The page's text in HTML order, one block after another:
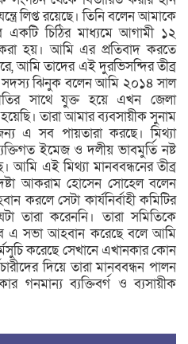
লিপ্ত রয়েছে। তিনি বলেন আমাকে
একটি চিঠির মাধ্যমে আগামী ১২
হয়। আমি এর প্রতিবাদ করতে
আমি তাদের এই দুরভিসন্দির তীব্র
সদস্য ঝিনুক বলেন আমি ২০১৪ সাল
সাথে যুক্ত হয়ে এখন জেলা
তারা আমার ব্যবসায়ীক সুনাম
এ সব পায়তারা করছে। মিথ্যা
ইমেজ ও দলীয় ভাবমুর্তি নষ্ট
আমি এই মিথ্যা মানববন্ধনের তীব্র
আকরাম হোসেন সোহেল বলেন
করলে সেটা কার্যনির্বাহী কমিটির
তারা করেননি। তারা সমিতিকে
এ সভা আহবান করেছে বলে আমি
করেছে সেখানে এখানকার কোন
দিয়ে তারা মানববন্ধন পালন
গনমান্য ব্যক্তিবর্গ ও ব্যসায়ীক